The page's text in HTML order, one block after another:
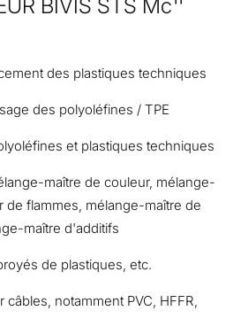
BIVIS STS Mc¹¹
des plastiques techniques
des polyoléfines / TPE
et plastiques techniques
maître de couleur, mélange-
de flammes, mélange-maître de
maître d'additifs
de plastiques, etc.
notamment PVC, HFFR,